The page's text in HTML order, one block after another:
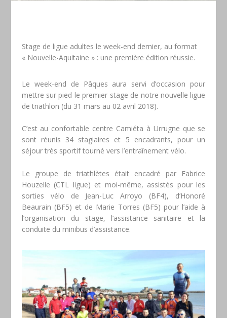
Stage de ligue adultes le week-end dernier, au format
« Nouvelle-Aquitaine » : une première édition réussie.
Le week-end de Pâques aura servi d’occasion pour
mettre sur pied le premier stage de notre nouvelle ligue
de triathlon (du 31 mars au 02 avril 2018).
C’est au confortable centre Camiéta à Urrugne que se
sont réunis 34 stagiaires et 5 encadrants, pour un
séjour très sportif tourné vers l’entraînement vélo.
Le groupe de triathlètes était encadré par Fabrice
Houzelle (CTL ligue) et moi-même, assistés pour les
sorties vélo de Jean-Luc Arroyo (BF4), d’Honoré
Beaurain (BF5) et de Marie Torres (BF5) pour l’aide à
l’organisation du stage, l’assistance sanitaire et la
conduite du minibus d’assistance.